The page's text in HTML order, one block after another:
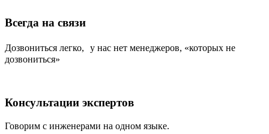
Всегда на связи
Дозвониться легко, у нас нет менеджеров, «которых не
дозвониться»
Консультации экспертов
Говорим с инженерами на одном языке.